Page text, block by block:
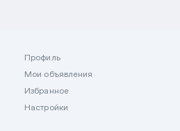
Профиль
Мои объявления
Избранное
Настройки